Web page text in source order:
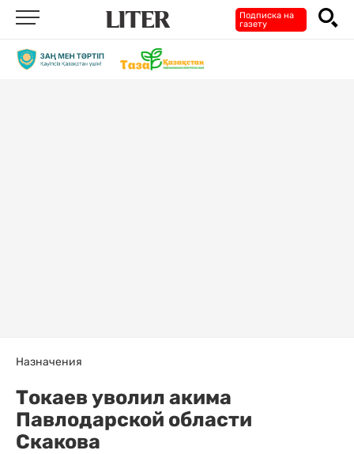
Подписка на
газету
Назначения
Токаев уволил акима
Павлодарской области
Скакова